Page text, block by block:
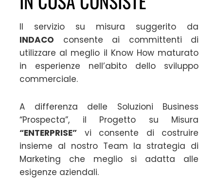
Il servizio su misura suggerito da
INDACO consente ai committenti di
utilizzare al meglio il Know How maturato
in esperienze nell’abito dello sviluppo
commerciale.
A differenza delle Soluzioni Business
“Prospecta”, il Progetto su Misura
“ENTERPRISE” vi consente di costruire
insieme al nostro Team la strategia di
Marketing che meglio si adatta alle
esigenze aziendali.